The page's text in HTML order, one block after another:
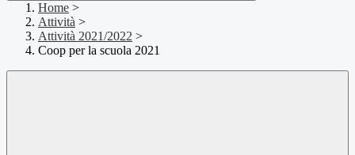
Home >
Attività >
Attività 2021/2022 >
Coop per la scuola 2021